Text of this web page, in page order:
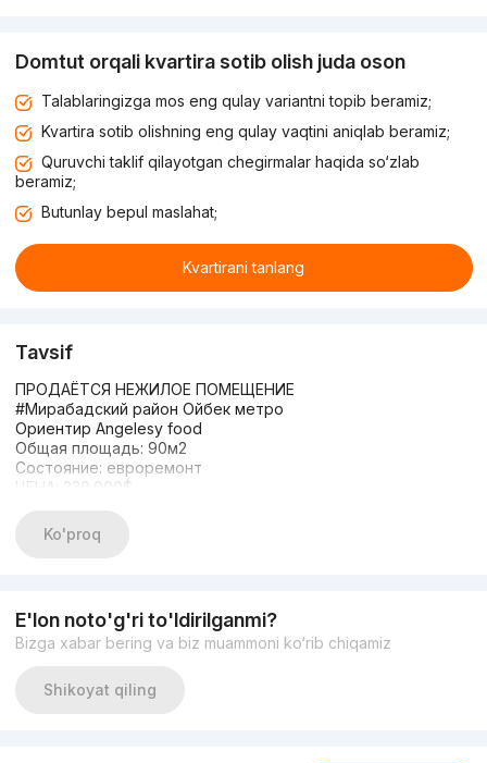
Domtut orqali kvartira sotib olish juda oson
Talablaringizga mos eng qulay variantni topib beramiz;
Kvartira sotib olishning eng qulay vaqtini aniqlab beramiz;
Quruvchi taklif qilayotgan chegirmalar haqida so‘zlab
beramiz;
Butunlay bepul maslahat;
Kvartirani tanlang
Tavsif
ПРОДАЁТСЯ НЕЖИЛОЕ ПОМЕЩЕНИЕ
#Мирабадский район Ойбек метро
Ориентир Angelesy food
Общая площадь: 90м2
Состояние: евроремонт
ЦЕНА: 330.000$
Другие варианты: nejiloy_uzz
Ko'proq
E'lon noto'g'ri to'ldirilganmi?
Bizga xabar bering va biz muammoni ko‘rib chiqamiz
Shikoyat qiling